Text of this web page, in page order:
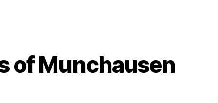
of Munchausen